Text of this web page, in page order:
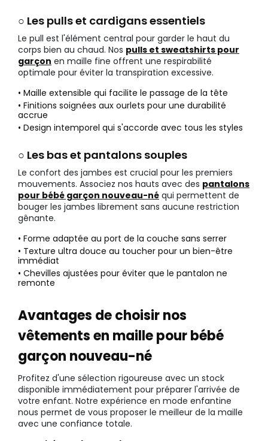
○ Les pulls et cardigans essentiels
Le pull est l'élément central pour garder le haut du
corps bien au chaud. Nos pulls et sweatshirts pour
garçon en maille fine offrent une respirabilité
optimale pour éviter la transpiration excessive.
• Maille extensible qui facilite le passage de la tête
• Finitions soignées aux ourlets pour une durabilité
accrue
• Design intemporel qui s'accorde avec tous les styles
○ Les bas et pantalons souples
Le confort des jambes est crucial pour les premiers
mouvements. Associez nos hauts avec des pantalons
pour bébé garçon nouveau-né qui permettent de
bouger les jambes librement sans aucune restriction
gênante.
• Forme adaptée au port de la couche sans serrer
• Texture ultra douce au toucher pour un bien-être
immédiat
• Chevilles ajustées pour éviter que le pantalon ne
remonte
Avantages de choisir nos
vêtements en maille pour bébé
garçon nouveau-né
Profitez d'une sélection rigoureuse avec un stock
disponible immédiatement pour préparer l'arrivée de
votre enfant. Notre expérience en mode enfantine
nous permet de vous proposer le meilleur de la maille
avec une confiance totale.